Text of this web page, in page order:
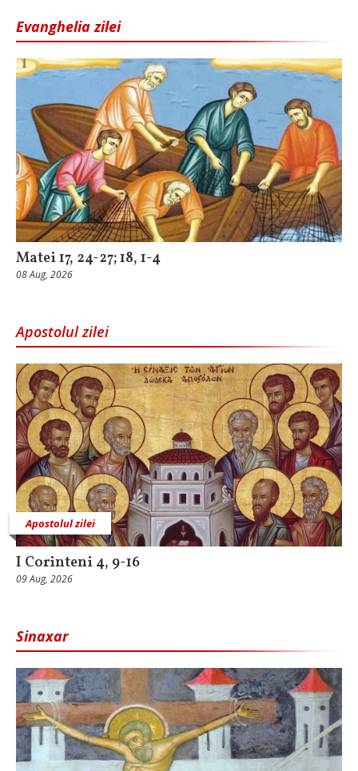
Evanghelia zilei
Matei 17, 24-27; 18, 1-4
08 Aug, 2026
Apostolul zilei
Apostolul zilei
I Corinteni 4, 9-16
09 Aug, 2026
Sinaxar